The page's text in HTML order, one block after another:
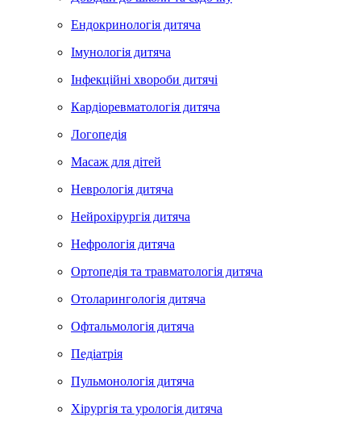
Ендокринологія дитяча
Імунологія дитяча
Інфекційні хвороби дитячі
Кардіоревматологія дитяча
Логопедія
Масаж для дітей
Неврологія дитяча
Нейрохірургія дитяча
Нефрологія дитяча
Ортопедія та травматологія дитяча
Отоларингологія дитяча
Офтальмологія дитяча
Педіатрія
Пульмонологія дитяча
Хірургія та урологія дитяча